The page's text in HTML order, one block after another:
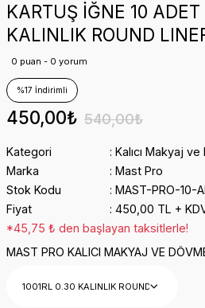
KARTUŞ İĞNE 10 ADET
KALINLIK ROUND
0 puan - 0 yorum
%17 İndirimli
450,00₺ 540,00₺
Kategori
Kalıcı Makyaj
Marka
Mast Pro
Stok Kodu
MAST-PRO-10-
Fiyat
450,00 TL +
*45,75 ₺ den başlayan taksitlerle!
MAST PRO KALICI MAKYAJ VE